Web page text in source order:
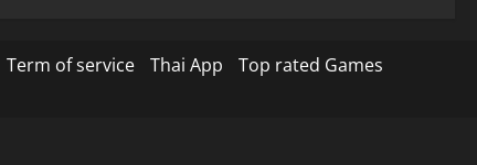
Term of service Thai App
Top rated Games